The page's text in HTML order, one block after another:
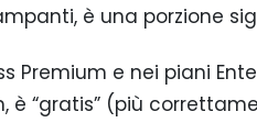
è una porzione
Premium e nei piani
è “gratis” (più